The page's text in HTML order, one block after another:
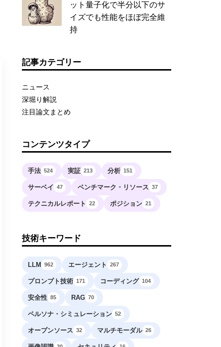
ット量子化で半分以下のサ
イズでも性能をほぼ完全維
持
記事カテゴリー
ニュース
深堀り解説
注目論文まとめ
コンテンツタイプ
手法 524 実証 213 分析 151
サーベイ 47 ベンチマーク・リソース 37
テクニカルレポート 22 ポジション 21
技術キーワード
LLM 962 エージェント 267
プロンプト技術 171 コーディング 104
安全性 85 RAG 70
ペルソナ・シミュレーション 52
オープンソース 32 マルチモーダル 26